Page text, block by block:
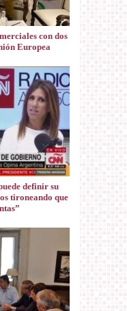
con dos
Europea
definir su
tironeando que